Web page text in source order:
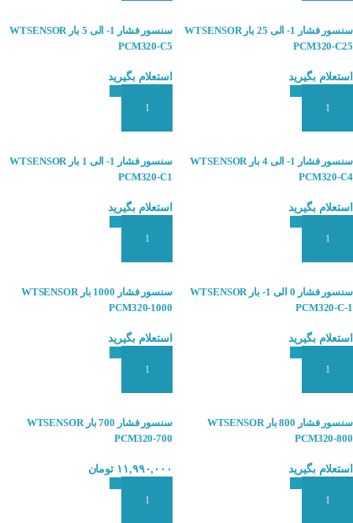
سنسور فشار 1- الی 25 بار WTSENSOR
PCM320-C25
استعلام بگیرید
سنسور فشار 1- الی 5 بار WTSENSOR
PCM320-C5
استعلام بگیرید
سنسور فشار 1- الی 4 بار WTSENSOR
PCM320-C4
استعلام بگیرید
سنسور فشار 1- الی 1 بار WTSENSOR
PCM320-C1
استعلام بگیرید
سنسور فشار 0 الی 1- بار WTSENSOR
PCM320-C-1
استعلام بگیرید
سنسور فشار 1000 بار WTSENSOR
PCM320-1000
استعلام بگیرید
سنسور فشار 800 بار WTSENSOR
PCM320-800
استعلام بگیرید
سنسور فشار 700 بار WTSENSOR
PCM320-700
۱۱,۹۹۰,۰۰۰ تومان